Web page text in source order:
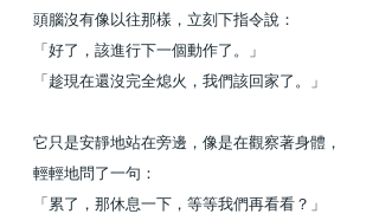
頭腦沒有像以往那樣，立刻下指令說：
「好了，該進行下一個動作了。」
「趁現在還沒完全熄火，我們該回家了。」
它只是安靜地站在旁邊，像是在觀察著身體，
輕輕地問了一句：
「累了，那休息一下，等等我們再看看？」